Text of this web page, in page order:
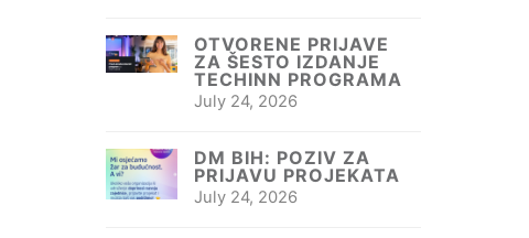
OTVORENE PRIJAVE
ZA ŠESTO IZDANJE
TECHINN PROGRAMA
July 24, 2026
DM BIH: POZIV ZA
PRIJAVU PROJEKATA
July 24, 2026